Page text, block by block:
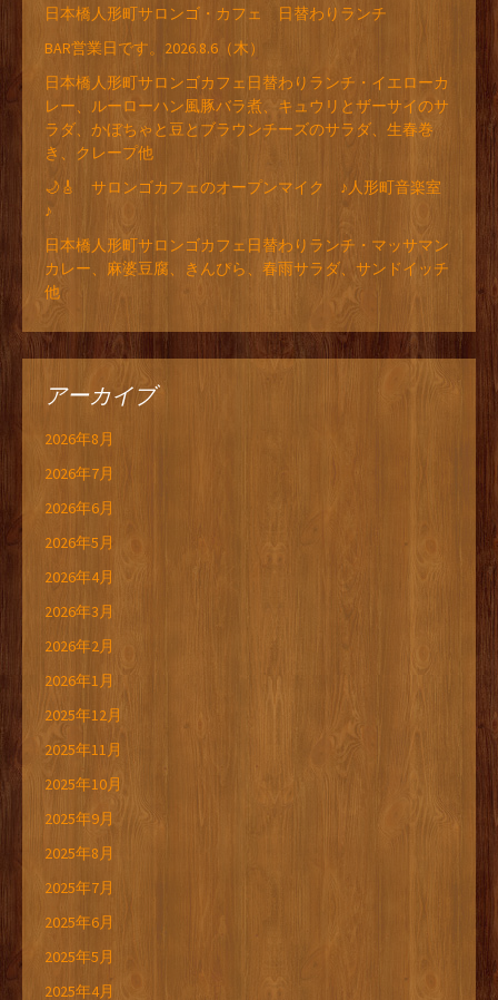
日本橋人形町サロンゴ・カフェ 日替わりランチ
BAR営業日です。2026.8.6（木）
日本橋人形町サロンゴカフェ日替わりランチ・イエローカ
レー、ルーローハン風豚バラ煮、キュウリとザーサイのサ
ラダ、かぼちゃと豆とブラウンチーズのサラダ、生春巻
き、クレープ他
🌙🎸 サロンゴカフェのオープンマイク ♪人形町音楽室
♪
日本橋人形町サロンゴカフェ日替わりランチ・マッサマン
カレー、麻婆豆腐、きんぴら、春雨サラダ、サンドイッチ
他
アーカイブ
2026年8月
2026年7月
2026年6月
2026年5月
2026年4月
2026年3月
2026年2月
2026年1月
2025年12月
2025年11月
2025年10月
2025年9月
2025年8月
2025年7月
2025年6月
2025年5月
2025年4月